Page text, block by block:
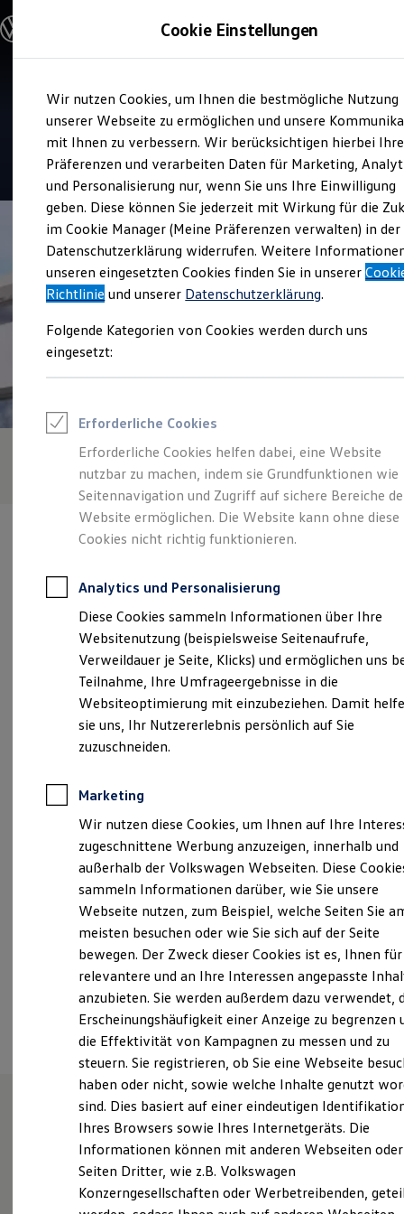
Hauptinhalt
springen
Footer
springen
Modelle und Konfigurator
Modelle vergleichen
Elektroautos
ENERGY Sondermodelle
Nutzfahrzeuge
SUV und CUV
Familienautos
Kombis
Kompaktwagen
Sportwagen
Schnell verfügbare Fahrzeuge
Angebote und Produkte
Aktuelle Angebote
E-Auto-Förderung
Volkswagen Marktplatz
Junge Gebrauchtwagen und Gebrauchtwagen
Volkswagen Zertifizierte Gebrauchtwagen
Zubehör- und Serviceangebote
Leasing
Leasing-Angebote
Gebrauchtwagen Leasing
Junge Gebrauchtwagen-Leasing
Elektroauto Leasing
Kleinwagen-Leasing
Leasing ohne Anzahlung
Finanzierung
Kfz-Versicherung
Restschuldversicherungen
Garantien
Wartungsverträge
Geschäftskunden
Professional Class bei Volkswagen
Großkunden
Behörden
Direktkunden
Sonderfahrzeuge
Anpfiff zum Gewinn
Elektroautos
ID. Tutorials
Elektrofahrzeugkonzepte
Reichweite
Reichweite der ID. Modelle
Reichweite im Winter
Laden
Laden unterwegs
Laden Zuhause
Ladestationen finden
Ladezeitensimulator
Batterie
Sicherheit
Garantie und Lebensdauer
Nachhaltigkeit
Technologie
Kosten und Kauf
Verbrauchskosten
Kaufoptionen
E-Auto-Förderung
Software und Konnektivität
ID. Software Versionen und Updates
Digitale Extras
Schnittstellen zu Ihrem ID.
Service
Autohaus Memmer
4.9| 238 Bewertungen
Verantwortlich für die Inhalte auf dieser Seite ist die Heinz
(Impressum & Rechtliches)
Karlshöhlchen 1, 76872 Freckenfeld
service@autohausmemmer.de
+49 6340 797
Montag
Samstag
Geschlossen
Sonntag
Geschlossen
Ansprechpartner
Heinz Memmer
Erfahren Sie hier, wer wir sind, wie Sie uns erreichen
Cookie Einstellungen
Wir nutzen Cookies, um Ihnen die bestmögliche Nutzung
unserer Webseite zu ermöglichen und unsere
mit Ihnen zu verbessern. Wir berücksichtigen hierbei Ihre
Präferenzen und verarbeiten Daten für Marketing,
und Personalisierung nur, wenn Sie uns Ihre Einwilligung
geben. Diese können Sie jederzeit mit Wirkung für die
im Cookie Manager (Meine Präferenzen verwalten) in der
Datenschutzerklärung widerrufen. Weitere
unseren eingesetzten Cookies finden Sie in unserer
Richtlinie und unserer Datenschutzerklärung.
Folgende Kategorien von Cookies werden durch uns
eingesetzt:
Erforderliche Cookies
Erforderliche Cookies helfen dabei, eine Website
nutzbar zu machen, indem sie Grundfunktionen wie
Seitennavigation und Zugriff auf sichere Bereiche
Website ermöglichen. Die Website kann ohne diese
Cookies nicht richtig funktionieren.
Analytics und Personalisierung
Diese Cookies sammeln Informationen über Ihre
Websitenutzung (beispielsweise Seitenaufrufe,
Verweildauer je Seite, Klicks) und ermöglichen uns
Teilnahme, Ihre Umfrageergebnisse in die
Websiteoptimierung mit einzubeziehen. Damit
sie uns, Ihr Nutzererlebnis persönlich auf Sie
zuzuschneiden.
Marketing
Wir nutzen diese Cookies, um Ihnen auf Ihre
zugeschnittene Werbung anzuzeigen, innerhalb und
außerhalb der Volkswagen Webseiten. Diese
sammeln Informationen darüber, wie Sie unsere
Webseite nutzen, zum Beispiel, welche Seiten Sie
meisten besuchen oder wie Sie sich auf der Seite
bewegen. Der Zweck dieser Cookies ist es, Ihnen für
relevantere und an Ihre Interessen angepasste
anzubieten. Sie werden außerdem dazu verwendet,
Erscheinungshäufigkeit einer Anzeige zu begrenzen
die Effektivität von Kampagnen zu messen und zu
steuern. Sie registrieren, ob Sie eine Webseite
haben oder nicht, sowie welche Inhalte genutzt
sind. Dies basiert auf einer eindeutigen
Ihres Browsers sowie Ihres Internetgeräts. Die
Informationen können mit anderen Webseiten oder
Seiten Dritter, wie z.B. Volkswagen
Konzerngesellschaften oder Werbetreibenden,